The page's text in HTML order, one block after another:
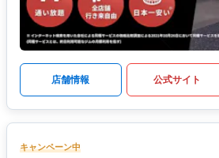
店舗情報 公式サイト
キャンペーン中